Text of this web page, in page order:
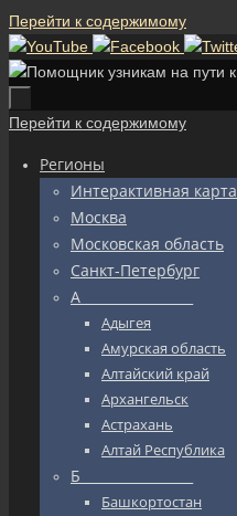
Перейти к содержимому
Перейти к содержимому
Регионы
Интерактивная карта
Москва
Московская область
Санкт-Петербург
А_________________
Адыгея
Амурская область
Алтайский край
Архангельск
Астрахань
Алтай Республика
Б_________________
Башкортостан